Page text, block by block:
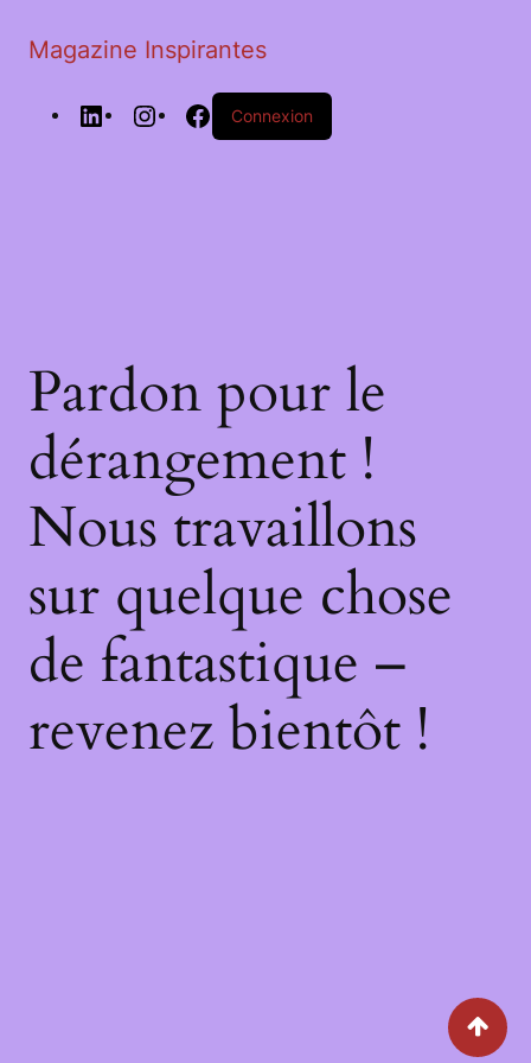
Magazine Inspirantes
Connexion
Pardon pour le
dérangement !
Nous travaillons
sur quelque chose
de fantastique –
revenez bientôt !